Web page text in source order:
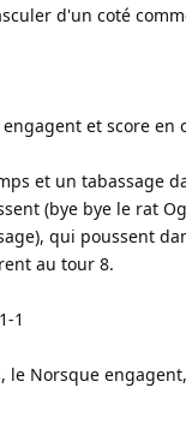
d'un coté
et score en
et un tabassage
(bye bye le rat
qui poussent
au tour 8.
1
le Norsque